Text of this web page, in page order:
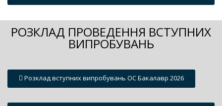
РОЗКЛАД ПРОВЕДЕННЯ ВСТУПНИХ
ВИПРОБУВАНЬ
Розклад вступних випробувань ОС Бакалавр 2026